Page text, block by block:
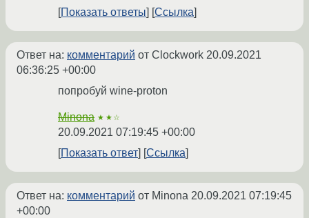
Показать ответы Ссылка
Ответ на: комментарий от Clockwork 20.09.2021
06:36:25 +00:00
попробуй wine-proton
Minona ★★☆
20.09.2021 07:19:45 +00:00
Показать ответ
Ссылка
Ответ на: комментарий от Minona 20.09.2021 07:19:45
+00:00